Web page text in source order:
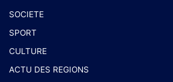
SOCIETE
SPORT
CULTURE
ACTU DES REGIONS